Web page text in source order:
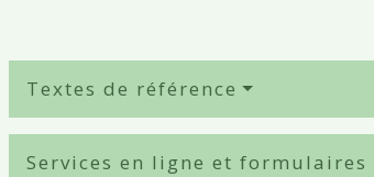
Textes de référence
Services en ligne et formulaires